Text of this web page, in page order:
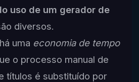
uso de um gerador de
diversos.
uma economia de tempo
o processo manual de
títulos é substituído por